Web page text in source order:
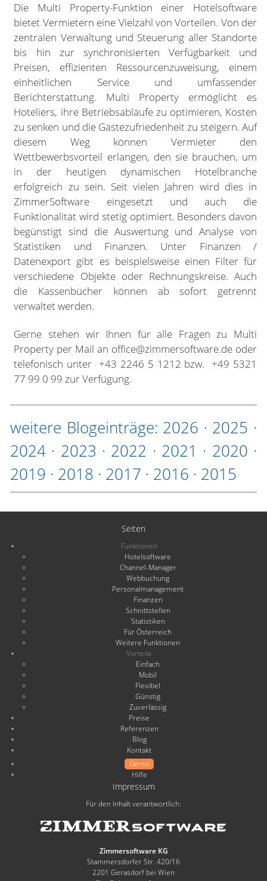
Die Multi Property-Funktion einer Hotelsoftware
bietet Vermietern eine Vielzahl von Vorteilen. Von der
zentralen Verwaltung und Steuerung aller Standorte
bis hin zur synchronisierten Verfügbarkeit und
Preisen, effizienten Ressourcenzuweisung, einem
einheitlichen Service und umfassender
Berichterstattung. Multi Property ermöglicht es
Hoteliers, ihre Betriebsabläufe zu optimieren, Kosten
zu senken und die Gästezufriedenheit zu steigern. Auf
diesem Weg können Vermieter den
Wettbewerbsvorteil erlangen, den sie brauchen, um
in der heutigen dynamischen Hotelbranche
erfolgreich zu sein. Seit vielen Jahren wird dies in
ZimmerSoftware eingesetzt und auch die
Funktionalität wird stetig optimiert. Besonders davon
begünstigt sind die Auswertung und Analyse von
Statistiken und Finanzen. Unter Finanzen /
Datenexport gibt es beispielsweise einen Filter für
verschiedene Objekte oder Rechnungskreise. Auch
die Kassenbücher können ab sofort getrennt
verwaltet werden.
Gerne stehen wir Ihnen für alle Fragen zu Multi
Property per Mail an office@zimmersoftware.de oder
telefonisch unter +43 2246 5 1212 bzw. +49 5321
77 99 0 99 zur Verfügung.
weitere Blogeinträge: 2026 · 2025 ·
2024 · 2023 · 2022 · 2021 · 2020 ·
2019 · 2018 · 2017 · 2016 · 2015
Seiten
Funktionen
Hotelsoftware
Channel-Manager
Webbuchung
Personalmanagement
Finanzen
Schnittstellen
Statistiken
Für Österreich
Weitere Funktionen
Vorteile
Einfach
Mobil
Flexibel
Günstig
Zuverlässig
Preise
Referenzen
Blog
Kontakt
Demo
Hilfe
Impressum
Für den Inhalt verantwortlich:
Zimmersoftware KG
Stammersdorfer Str. 420/16
2201 Gerasdorf bei Wien